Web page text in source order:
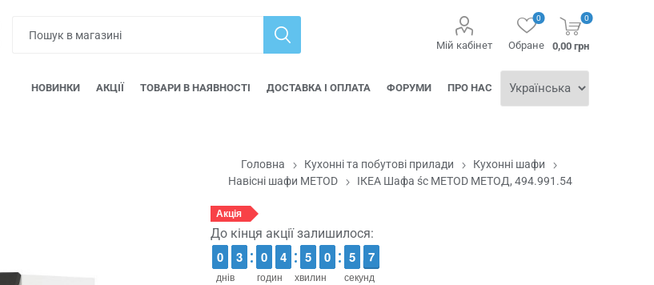
Мій кабінет Обране
0 0
0,00 грн
НОВИНКИ АКЦІЇ ТОВАРИ В НАЯВНОСТІ ДОСТАВКА І ОПЛАТА ФОРУМИ ПРО НАС
Головна Кухонні та побутові прилади
Кухонні шафи
Навісні шафи METOD
ІКЕА Шафа śc METOD МЕТОД, 494.991.54
Акція
До кінця акції залишилося:
днів
9
9
0
0 2
2
3
3
годин
9
9
0
0 3
3
4
4
хвилин
4
4
5
5 1
0
0
секунд
0
5
5 7
6
6